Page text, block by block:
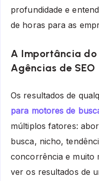
profundidade e
de horas para as
A Importância do
Agências de SEO
Os resultados de
para motores de
múltiplos fatores:
busca, nicho,
concorrência e muito
ver os resultados de